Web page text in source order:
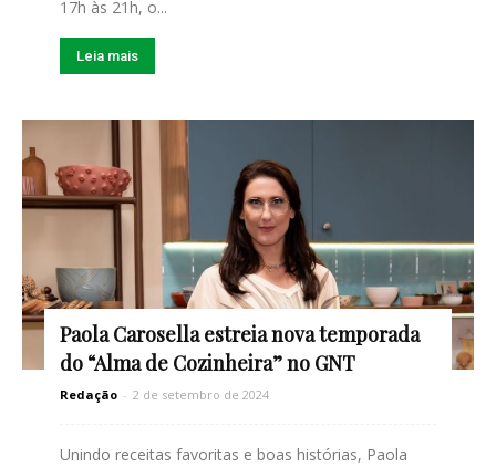
17h às 21h, o...
Leia mais
Paola Carosella estreia nova temporada
do “Alma de Cozinheira” no GNT
Redação - 2 de setembro de 2024
Unindo receitas favoritas e boas histórias, Paola